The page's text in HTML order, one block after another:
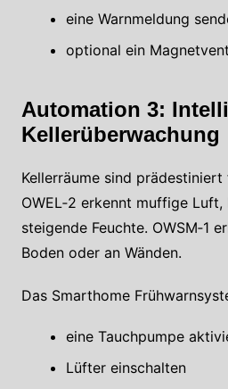
eine Warnmeldung
optional ein
Automation 3:
Kellerüberwachung
Kellerräume sind
OWEL‑2 erkennt muffige Luft,
steigende Feuchte. OWSM‑1
Boden oder an Wänden.
Das Smarthome
eine Tauchpumpe
Lüfter einschalten